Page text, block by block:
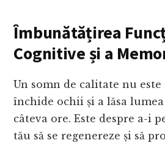
Îmbunătățirea
Cognitive și a
Un somn de calitate nu este
închide ochii și a lăsa
câteva ore. Este despre a-i
tău să se regenereze și să